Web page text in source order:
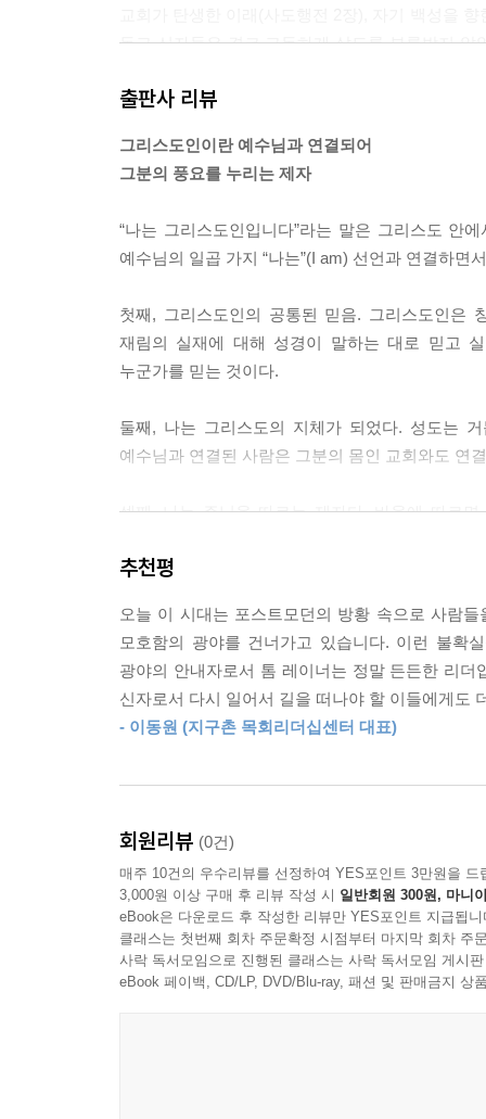
독교 신자들은 결코 고독하게 살도록 부름받지
특히 지역 교회에 참여해서 그렇게 해야 합니다.
몇 년 전, 브래드 와고너는 제자훈련에 관한 기본
님께 순종할 가능성이 더 높았습니다. 신앙을 나
대한 더 깊은 진리를 배울 가능성이 더 높았습니
한 가지만 하도록 한다면 매일 성경을 읽게 하자
인을 벌였습니다. 그리고 목사님은 많은 성도에게
---「3장. 나는 제자입니다_ 58-59면」중에서
예수님도 “볼지어다 내가 세상 끝날까지 너희와
혼자가 아닙니다. 오히려 예수님은 바로 우리 곁
---「5장. 나는 증인입니다_ 91면」중에서
“모든 사람에게 예수님의 소망이 필요하므로 우
저는 앞에서 지역 교회와 연결될 때까지 그리스
의 부드러운 권유와 함께 교회 출석을 위해 이사
었는지도 기억합니다. 크리스마스를 믿을 수 없
이 들립니다. “교회는 위선자로 가득해요. 교회
가 되어선 안 됩니다.
---「7장. 나는 그리스도인입니다_ 119~120면」중
“나는 그리스도의 몸의 지체입니다”라는 제목으
출판사 리뷰
그리스도인이란 예수님과 연결되어
그분의 풍요를 누리는 제자
“나는 그리스도인입니다”라는 말은 그리스도 안
예수님의 일곱 가지 “나는”(I am) 선언과 연결하면
첫째, 그리스도인의 공통된 믿음. 그리스도인은
재림의 실재에 대해 성경이 말하는 대로 믿고
누군가를 믿는 것이다.
둘째, 나는 그리스도의 지체가 되었다. 성도는
예수님과 연결된 사람은 그분의 몸인 교회와도 연
셋째, 나는 주님을 따르는 제자다. 바울에 따르
고백한다.
넷째, 나는 주님의 종이다. 그리스도의 ‘둘로스
오히려 기쁨에 이끌려 자유롭고 온전히 그분께 복
다섯째, 나는 주님의 권세를 부여받은 증인이다.
있다고 답했다. 하나님은 우리가 그리스도의 증인
일곱째, 나는 사랑하는 사람이다. 고린도교회에서
이런 아가페 사랑을 실천하는 사람이 되었다는 의
외톨이 기독교는
하나님의 뜻이 아니다
추천평
오늘 이 시대는 포스트모던의 방황 속으로 사람
모호함의 광야를 건너가고 있습니다. 이런 불확
광야의 안내자로서 톰 레이너는 정말 든든한 리
신자로서 다시 일어서 길을 떠나야 할 이들에게도
- 이동원 (지구촌 목회리더십센터 대표)
회원리뷰 (0건)
매주 10건의 우수리뷰를 선정하여 YES포인트 3만원을 드
3,000원 이상 구매 후 리뷰 작성 시 일반회원 300원, 마니
eBook은 다운로드 후 작성한 리뷰만 YES포인트 지급됩니
클래스는 첫번째 회차 주문확정 시점부터 마지막 회차 주
사락 독서모임으로 진행된 클래스는 사락 독서모임 게시
eBook 페이백, CD/LP, DVD/Blu-ray, 패션 및 판매금지 상